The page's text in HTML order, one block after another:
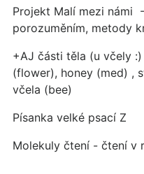
Projekt Malí mezi námi
porozuměním, metody
+AJ části těla (u včely
(flower), honey (med) ,
včela (bee)
Písanka velké psací Z
Molekuly čtení - čtení v